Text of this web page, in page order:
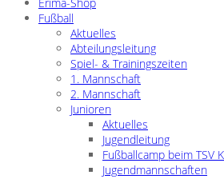
Fußball
Aktuelles
Abteilungsleitung
Spiel- & Trainingszeiten
1. Mannschaft
2. Mannschaft
Junioren
Aktuelles
Jugendleitung
Fußballcamp beim TSV
Jugendmannschaften